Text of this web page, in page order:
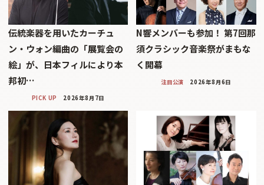
伝統楽器を用いたカーチュ
ン・ウォン編曲の「展覧会の
絵」が、日本フィルにより本
邦初…
PICK UP 2026年8月7日
N響メンバーも参加！ 第7回那
須クラシック音楽祭がまもな
く開幕
注目公演 2026年8月6日